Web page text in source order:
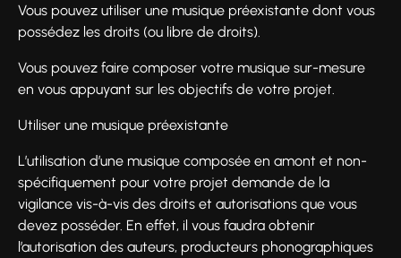
Vous pouvez utiliser une musique préexistante dont vous
possédez les droits (ou libre de droits).
Vous pouvez faire composer votre musique sur-mesure
en vous appuyant sur les objectifs de votre projet.
Utiliser une musique préexistante
L’utilisation d’une musique composée en amont et non-
spécifiquement pour votre projet demande de la
vigilance vis-à-vis des droits et autorisations que vous
devez posséder. En effet, il vous faudra obtenir
l’autorisation des auteurs, producteurs phonographiques